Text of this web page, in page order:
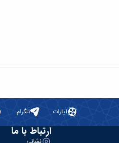
آپارات تلگرام
ارتباط با ما